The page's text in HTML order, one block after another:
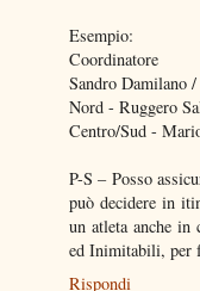
Esempio:
Coordinatore
Sandro Damilano
Nord - Ruggero
Centro/Sud -
P-S – Posso
può decidere in
un atleta anche
ed Inimitabili, per
Rispondi